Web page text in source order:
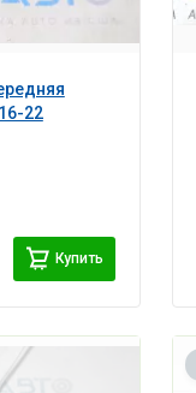
22
Купить